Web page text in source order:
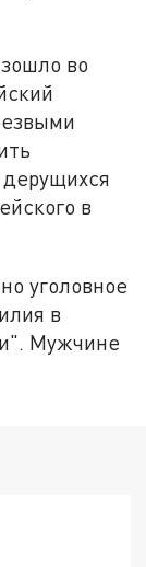
во
в
уголовное
в
Мужчине